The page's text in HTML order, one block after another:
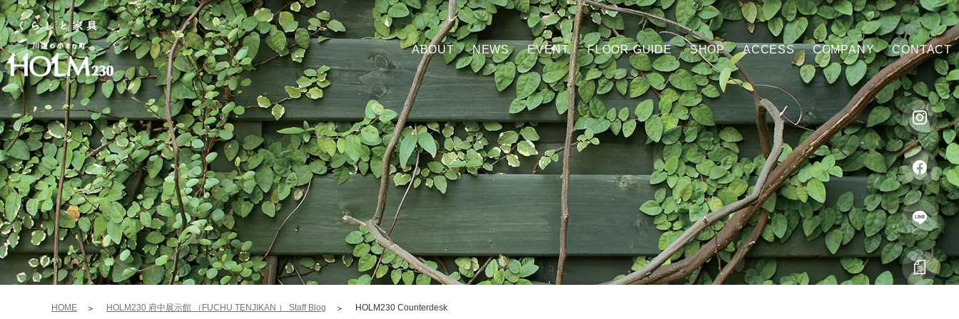
ABOUT NEWS EVENT FLOOR GUIDE SHOP ACCESS COMPANY CONTACT
HOME HOLM230 府中展示館 （FUCHU TENJIKAN ） Staff Blog HOLM230 Counterdesk